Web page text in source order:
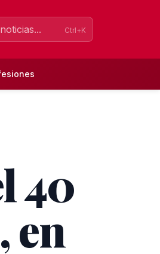
Ctrl+K
40
en